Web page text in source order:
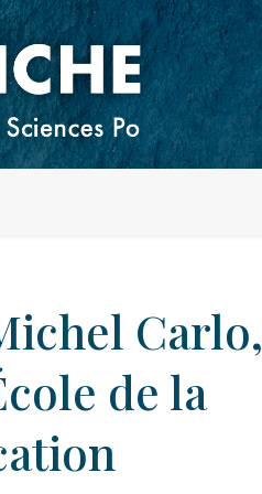
Carlo,
de la